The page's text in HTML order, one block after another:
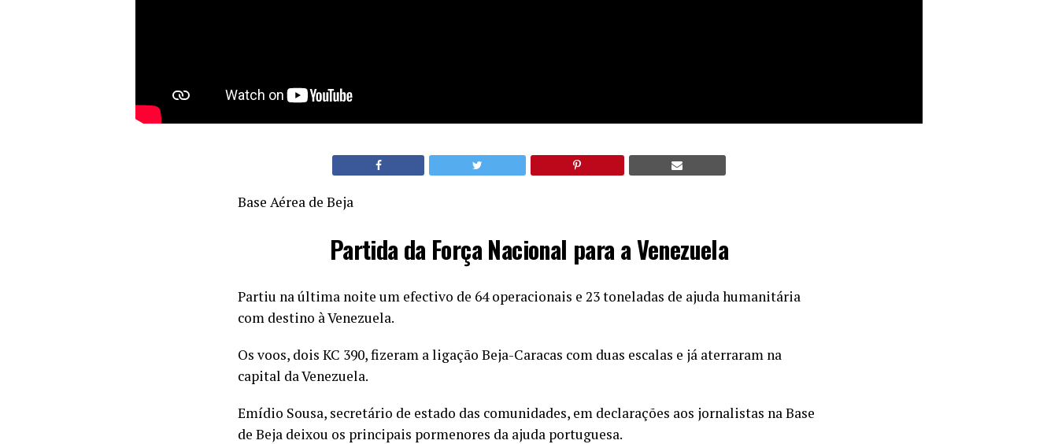
Base Aérea de Beja
Partida da Força Nacional para a Venezuela
Partiu na última noite um efectivo de 64 operacionais e 23 toneladas de ajuda humanitária
com destino à Venezuela.
Os voos, dois KC 390, fizeram a ligação Beja-Caracas com duas escalas e já aterraram na
capital da Venezuela.
Emídio Sousa, secretário de estado das comunidades, em declarações aos jornalistas na Base
de Beja deixou os principais pormenores da ajuda portuguesa.